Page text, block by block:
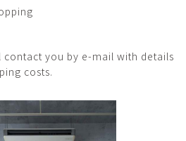
you by e-mail with details
costs.